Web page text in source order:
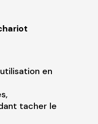
en
tacher le